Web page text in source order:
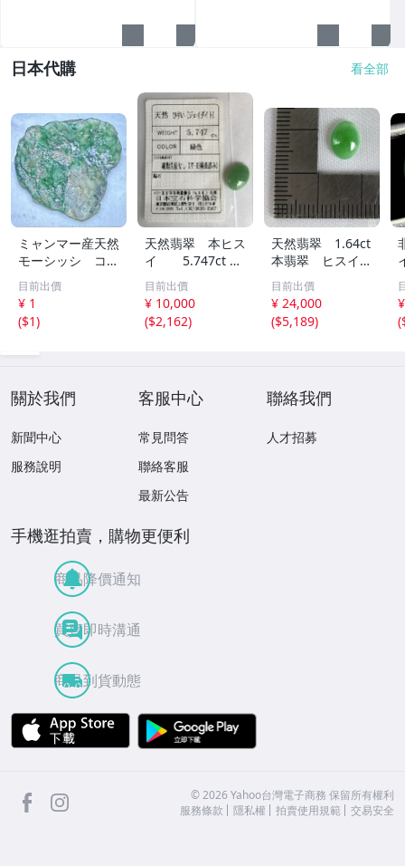
日本代購 看全部
ミャンマー産天然
モーシッシ コス
モクロア 翡翠輝
石 原石20.16g^
^激レア石^ ^
目前出價
¥ 1
($1)
天然翡翠 本ヒス
イ 5.747ct 日
宝協ソーティン
グ ルース
天然ひすい
目前出價
¥ 10,000
($2,162)
天然翡翠 1.64ct
本翡翠 ヒスイ
ジェイダイト ル
ース
目前出價
¥ 24,000
($5,189)
(
關於我們
新聞中心
服務說明
客服中心
常見問答
聯絡客服
最新公告
聯絡我們
人才招募
手機逛拍賣，購物更便利
商品降價通知
買賣即時溝通
商品到貨動態
APP Store
facebook ©2026 Yahoo台灣電子商務 保留所有權利
服務條款
隱私權 拍賣使用規範 交易安全